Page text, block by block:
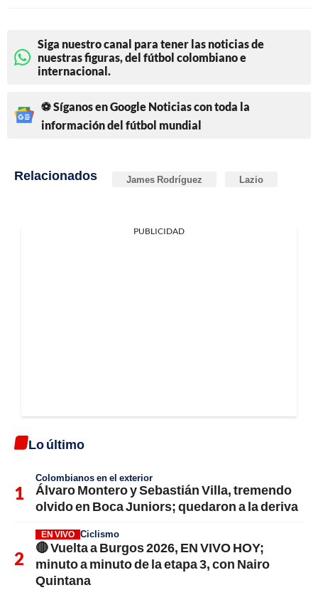
Siga nuestro canal para tener las noticias de
nuestras figuras, del fútbol colombiano e
internacional.
⚽ Síganos en Google Noticias con toda la
información del fútbol mundial
Relacionados James Rodríguez Lazio
PUBLICIDAD
Lo último
Colombianos en el exterior
Álvaro Montero y Sebastián Villa, tremendo
olvido en Boca Juniors; quedaron a la deriva
EN VIVO Ciclismo
🔴 Vuelta a Burgos 2026, EN VIVO HOY;
minuto a minuto de la etapa 3, con Nairo
Quintana